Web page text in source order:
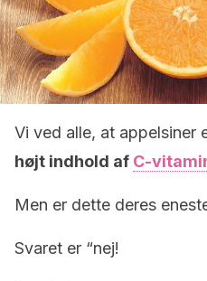
Vi ved alle, at appelsiner
højt indhold af C-
Men er dette deres
Svaret er “nej!